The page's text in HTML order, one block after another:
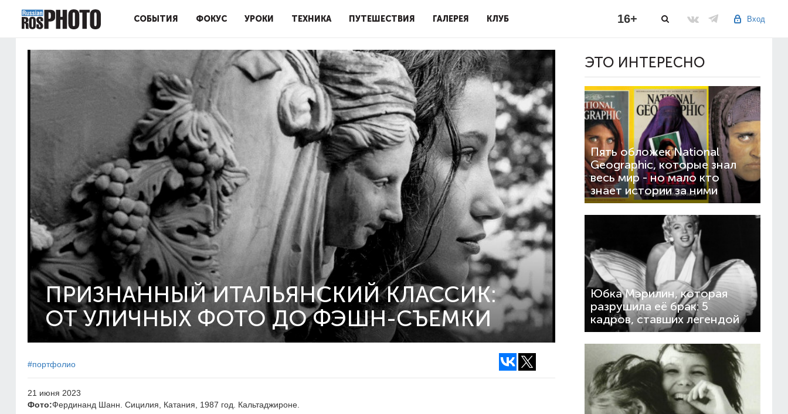
СОБЫТИЯ ФОКУС УРОКИ ТЕХНИКА ПУТЕШЕСТВИЯ ГАЛЕРЕЯ КЛУБ Вход
16+
ПРИЗНАННЫЙ ИТАЛЬЯНСКИЙ КЛАССИК:
ОТ УЛИЧНЫХ ФОТО ДО ФЭШН-СЪЕМКИ
#портфолио
21 июня 2023
Фото:Фердинанд Шанн. Сицилия, Катания, 1987 год. Кальтаджироне.
ЭТО ИНТЕРЕСНО
Пять обложек National
Geographic, которые знал
весь мир - но мало кто
знает истории за ними
Юбка Мэрилин, которая
разрушила её брак: 5
кадров, ставших легендой